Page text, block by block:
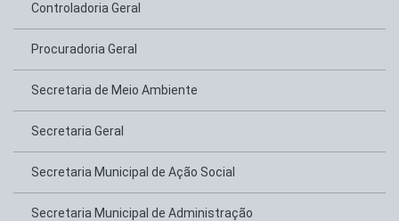
Controladoria Geral
Procuradoria Geral
Secretaria de Meio Ambiente
Secretaria Geral
Secretaria Municipal de Ação Social
Secretaria Municipal de Administração